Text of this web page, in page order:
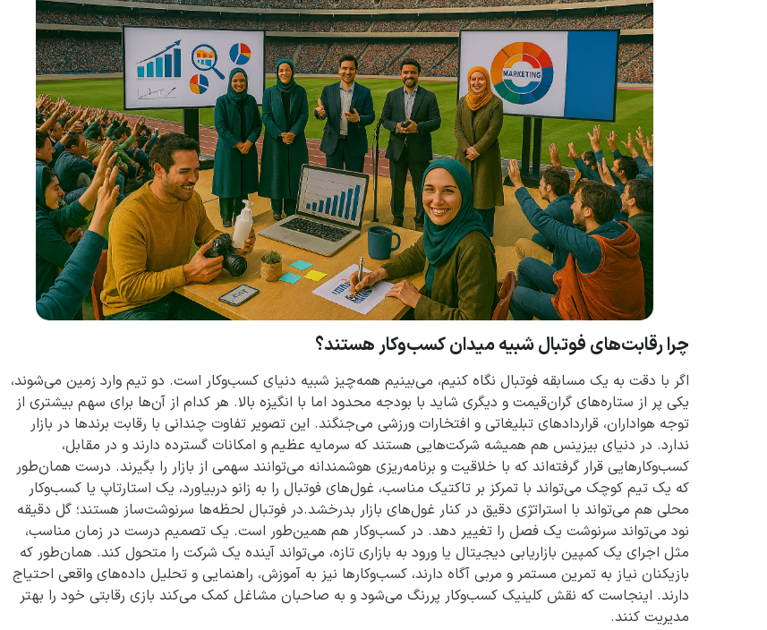
چرا رقابت‌های فوتبال شبیه میدان کسب‌وکار هستند؟
اگر با دقت به یک مسابقه فوتبال نگاه کنیم، می‌بینیم همه‌چیز شبیه دنیای کسب‌وکار است. دو تیم وارد زمین می‌شوند،
یکی پر از ستاره‌های گران‌قیمت و دیگری شاید با بودجه محدود اما با انگیزه بالا. هر کدام از آن‌ها برای سهم بیشتری از
توجه هواداران، قراردادهای تبلیغاتی و افتخارات ورزشی می‌جنگند. این تصویر تفاوت چندانی با رقابت برندها در بازار
ندارد. در دنیای بیزینس هم همیشه شرکت‌هایی هستند که سرمایه عظیم و امکانات گسترده دارند و در مقابل،
کسب‌وکارهایی قرار گرفته‌اند که با خلاقیت و برنامه‌ریزی هوشمندانه می‌توانند سهمی از بازار را بگیرند. درست همان‌طور
که یک تیم کوچک می‌تواند با تمرکز بر تاکتیک مناسب، غول‌های فوتبال را به زانو دربیاورد، یک استارتاپ یا کسب‌وکار
محلی هم می‌تواند با استراتژی دقیق در کنار غول‌های بازار بدرخشد.در فوتبال لحظه‌ها سرنوشت‌ساز هستند؛ گل دقیقه
نود می‌تواند سرنوشت یک فصل را تغییر دهد. در کسب‌وکار هم همین‌طور است. یک تصمیم درست در زمان مناسب،
مثل اجرای یک کمپین بازاریابی دیجیتال یا ورود به بازاری تازه، می‌تواند آینده یک شرکت را متحول کند. همان‌طور که
بازیکنان نیاز به تمرین مستمر و مربی آگاه دارند، کسب‌وکارها نیز به آموزش، راهنمایی و تحلیل داده‌های واقعی احتیاج
دارند. اینجاست که نقش کلینیک کسب‌وکار پررنگ می‌شود و به صاحبان مشاغل کمک می‌کند بازی رقابتی خود را بهتر
مدیریت کنند.